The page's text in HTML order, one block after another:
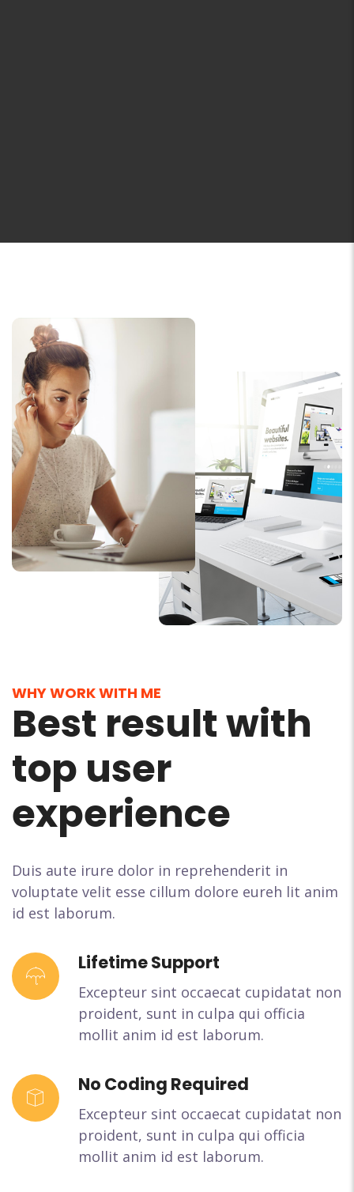
WHY WORK WITH ME
Best result with
top user
experience
Duis aute irure dolor in reprehenderit in
voluptate velit esse cillum dolore eureh lit anim
id est laborum.
Lifetime Support
Excepteur sint occaecat cupidatat non
proident, sunt in culpa qui officia
mollit anim id est laborum.
No Coding Required
Excepteur sint occaecat cupidatat non
proident, sunt in culpa qui officia
mollit anim id est laborum.